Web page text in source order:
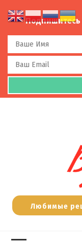
Подпишитесь
Любимые